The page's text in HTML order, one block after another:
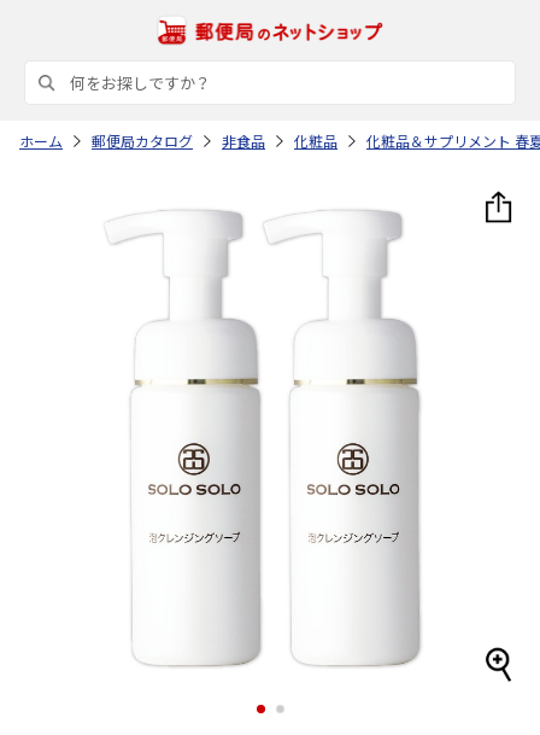
ホーム 郵便局カタログ 非食品 化粧品 化粧品＆サプリメント 春
1 2